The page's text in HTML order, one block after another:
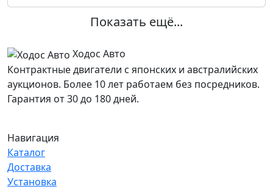
Показать ещё...
Ходос Авто
Контрактные двигатели с японских и австралийских
аукционов. Более 10 лет работаем без посредников.
Гарантия от 30 до 180 дней.
Навигация
Каталог
Доставка
Установка